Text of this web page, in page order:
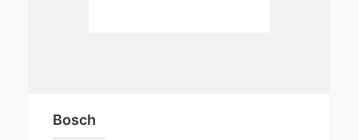
Bosch